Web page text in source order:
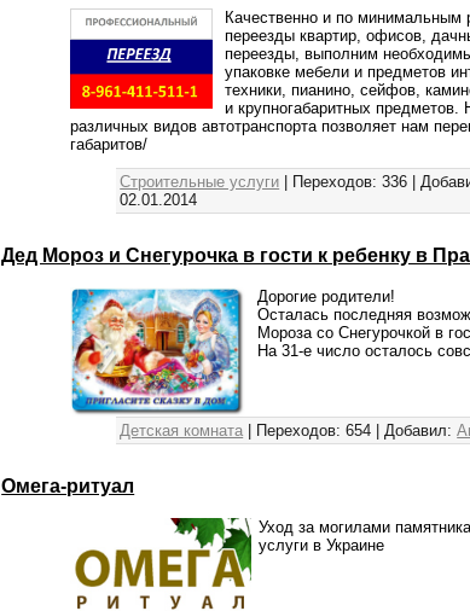
Качественно и по минимальным
переезды квартир, офисов,
переезды, выполним
упаковке мебели и предметов
техники, пианино, сейфов,
и крупногабаритных предметов.
различных видов автотранспорта позволяет нам
габаритов/
Строительные услуги | Переходов: 336 |
02.01.2014
Дед Мороз и Снегурочка в гости к ребенку в
Дорогие родители!
Осталась последняя
Мороза со Снегурочкой в
На 31-е число осталось
Детская комната | Переходов: 654 | Добавил:
Омега-ритуал
Уход за могилами
услуги в Украине